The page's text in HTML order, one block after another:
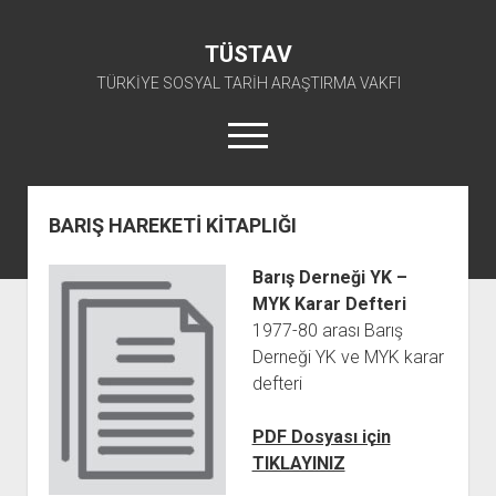
TÜSTAV
TÜRKİYE SOSYAL TARİH ARAŞTIRMA VAKFI
menüyü
aç
twitterfacebookinstagramyoutube
E-ARŞİV
açılır
menüyü
aç
TKP ARŞİV FONU
TİP ARŞİV FONU
TSİP ARŞİV FONU
TBKP ARŞİV FONU
İŞÇİ HAREKETLERİ ARŞİV FONU
KÜTÜPHANE
açılır
menüyü
aç
TKP KİTAPLIĞI
TİP KİTAPLIĞI
TSİP KİTAPLIĞI
TBKP KİTAPLIĞI
SÜRELİ YAYINLAR
AFİŞLER
GÖRSEL-İŞİTSEL
BAŞVURULAR
açılır
BARIŞ HAREKETİ KİTAPLIĞI
Barış Derneği YK –
MYK Karar Defteri
1977-80 arası Barış
Derneği YK ve MYK karar
defteri
PDF Dosyası için
TIKLAYINIZ